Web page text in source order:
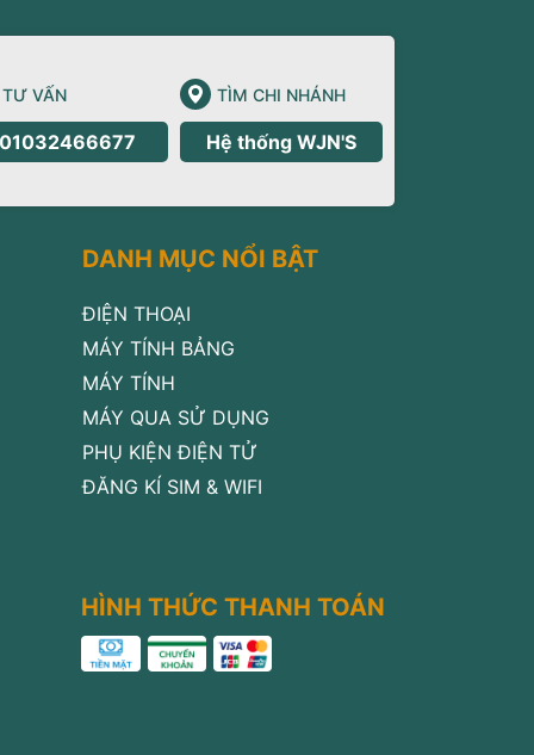
TƯ VẤN
01032466677
TÌM CHI NHÁNH
Hệ thống WJN'S
DANH MỤC NỔI BẬT
ĐIỆN THOẠI
MÁY TÍNH BẢNG
MÁY TÍNH
MÁY QUA SỬ DỤNG
PHỤ KIỆN ĐIỆN TỬ
ĐĂNG KÍ SIM & WIFI
HÌNH THỨC THANH TOÁN